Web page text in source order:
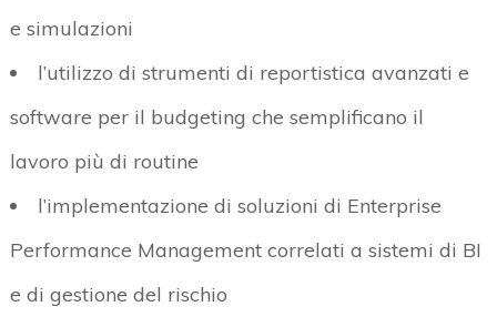
e simulazioni
l’utilizzo di strumenti di reportistica avanzati e
software per il budgeting che semplificano il
lavoro più di routine
l’implementazione di soluzioni di Enterprise
Performance Management correlati a sistemi di BI
e di gestione del rischio